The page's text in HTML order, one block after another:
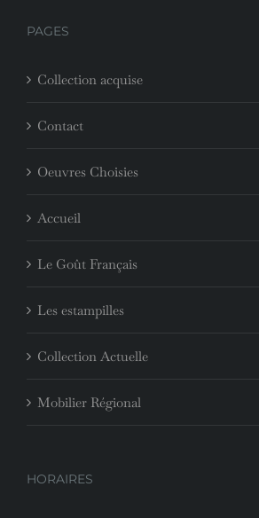
PAGES
Collection acquise
Contact
Oeuvres Choisies
Accueil
Le Goût Français
Les estampilles
Collection Actuelle
Mobilier Régional
HORAIRES